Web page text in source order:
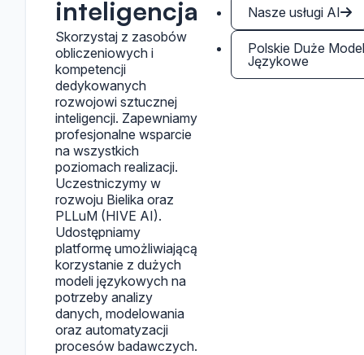
inteligencja
Skorzystaj z zasobów
obliczeniowych i
kompetencji
dedykowanych
rozwojowi sztucznej
inteligencji. Zapewniamy
profesjonalne wsparcie
na wszystkich
poziomach realizacji.
Uczestniczymy w
rozwoju Bielika oraz
PLLuM (HIVE AI).
Udostępniamy
platformę umożliwiającą
korzystanie z dużych
modeli językowych na
potrzeby analizy
danych, modelowania
oraz automatyzacji
procesów badawczych.
Nasze usługi AI
Polskie Duże
Językowe